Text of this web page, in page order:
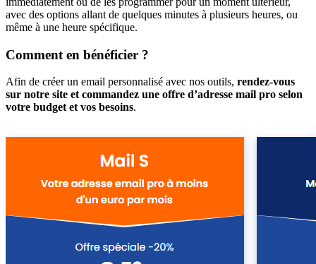
avec des options allant de quelques minutes à plusieurs heures, ou
même à une heure spécifique.
Comment en bénéficier ?
Afin de créer un email personnalisé avec nos outils, rendez-vous
sur notre site et commandez une offre d’adresse mail pro selon
votre budget et vos besoins.